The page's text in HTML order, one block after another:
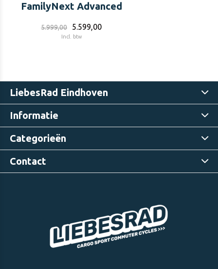
FamilyNext Advanced
5.999,00 5.599,00
Incl. btw
LiebesRad Eindhoven
Informatie
Categorieën
Contact